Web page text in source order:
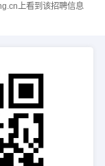
上看到该招聘信息